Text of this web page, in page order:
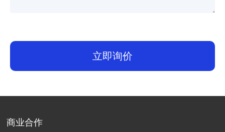
立即询价
商业合作